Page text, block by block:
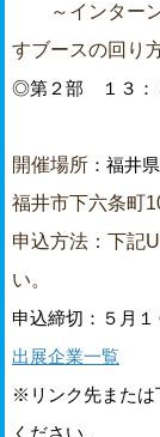
～インターン
すブースの回り
◎第２部 １３：
開催場所 ：福井
福井市下六条町
申込方法：下記
い。
申込締切：５月
出展企業一覧
※リンク先または